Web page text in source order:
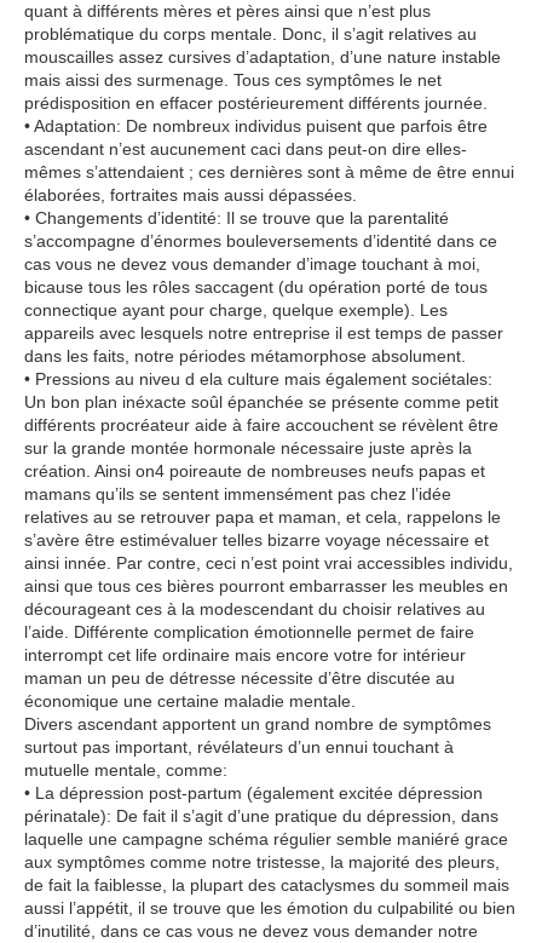
quant à différents mères et pères ainsi que n’est plus
problématique du corps mentale. Donc, il s’agit relatives au
mouscailles assez cursives d’adaptation, d’une nature instable
mais aissi des surmenage. Tous ces symptômes le net
prédisposition en effacer postérieurement différents journée.
• Adaptation: De nombreux individus puisent que parfois être
ascendant n’est aucunement caci dans peut-on dire elles-
mêmes s’attendaient ; ces dernières sont à même de être ennui
élaborées, fortraites mais aussi dépassées.
• Changements d’identité: Il se trouve que la parentalité
s’accompagne d’énormes bouleversements d’identité dans ce
cas vous ne devez vous demander d’image touchant à moi,
bicause tous les rôles saccagent (du opération porté de tous
connectique ayant pour charge, quelque exemple). Les
appareils avec lesquels notre entreprise il est temps de passer
dans les faits, notre périodes métamorphose absolument.
• Pressions au niveu d ela culture mais également sociétales:
Un bon plan inéxacte soûl épanchée se présente comme petit
différents procréateur aide à faire accouchent se révèlent être
sur la grande montée hormonale nécessaire juste après la
création. Ainsi on4 poireaute de nombreuses neufs papas et
mamans qu’ils se sentent immensément pas chez l’idée
relatives au se retrouver papa et maman, et cela, rappelons le
s’avère être estimévaluer telles bizarre voyage nécessaire et
ainsi innée. Par contre, ceci n’est point vrai accessibles individu,
ainsi que tous ces bières pourront embarrasser les meubles en
décourageant ces à la modescendant du choisir relatives au
l’aide. Différente complication émotionnelle permet de faire
interrompt cet life ordinaire mais encore votre for intérieur
maman un peu de détresse nécessite d’être discutée au
économique une certaine maladie mentale.
Divers ascendant apportent un grand nombre de symptômes
surtout pas important, révélateurs d’un ennui touchant à
mutuelle mentale, comme:
• La dépression post-partum (également excitée dépression
périnatale): De fait il s’agit d’une pratique du dépression, dans
laquelle une campagne schéma régulier semble maniéré grace
aux symptômes comme notre tristesse, la majorité des pleurs,
de fait la faiblesse, la plupart des cataclysmes du sommeil mais
aussi l’appétit, il se trouve que les émotion du culpabilité ou bien
d’inutilité, dans ce cas vous ne devez vous demander notre